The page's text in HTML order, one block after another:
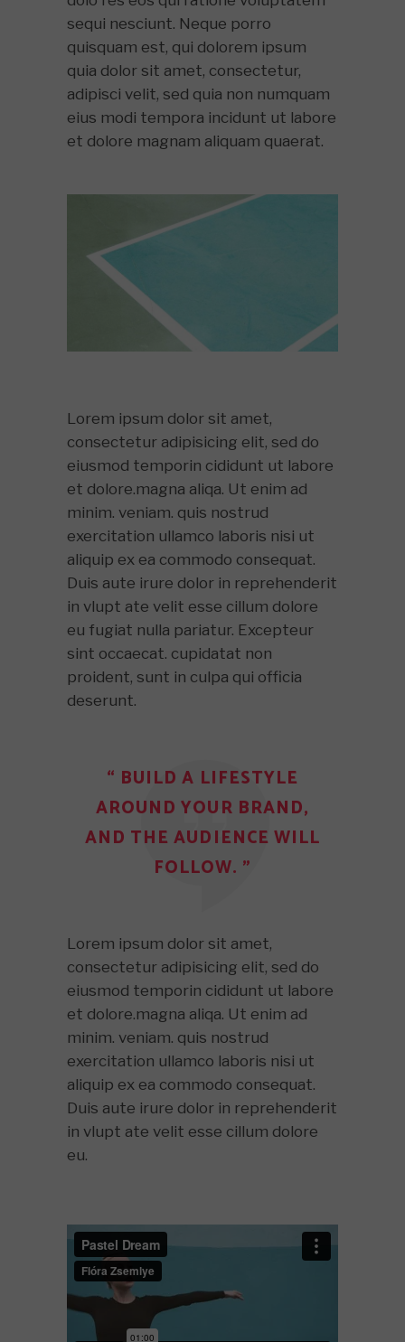
sequi nesciunt. Neque porro
quisquam est, qui dolorem ipsum
quia dolor sit amet, consectetur,
adipisci velit, sed quia non numquam
eius modi tempora incidunt ut labore
et dolore magnam aliquam quaerat.
Lorem ipsum dolor sit amet,
consectetur adipisicing elit, sed do
eiusmod temporin cididunt ut labore
et dolore.magna aliqa. Ut enim ad
minim. veniam. quis nostrud
exercitation ullamco laboris nisi ut
aliquip ex ea commodo consequat.
Duis aute irure dolor in reprehenderit
in vlupt ate velit esse cillum dolore
eu fugiat nulla pariatur. Excepteur
sint occaecat. cupidatat non
proident, sunt in culpa qui officia
deserunt.
“ BUILD A LIFESTYLE
AROUND YOUR BRAND,
AND THE AUDIENCE WILL
FOLLOW. ”
Lorem ipsum dolor sit amet,
consectetur adipisicing elit, sed do
eiusmod temporin cididunt ut labore
et dolore.magna aliqa. Ut enim ad
minim. veniam. quis nostrud
exercitation ullamco laboris nisi ut
aliquip ex ea commodo consequat.
Duis aute irure dolor in reprehenderit
in vlupt ate velit esse cillum dolore
eu.